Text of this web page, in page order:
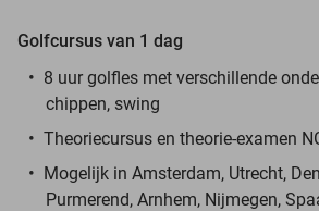
Golfcursus van 1 dag
8 uur golfles met verschillende
chippen, swing
Theoriecursus en theorie-examen
Mogelijk in Amsterdam, Utrecht,
Purmerend, Arnhem, Nijmegen,